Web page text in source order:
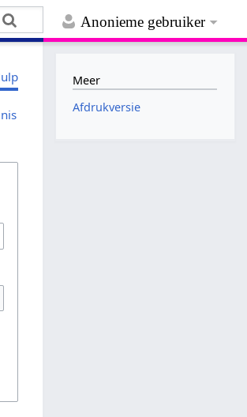
Anonieme gebruiker
Meer
Afdrukversie